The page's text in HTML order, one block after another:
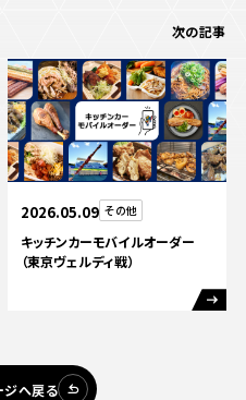
次の記事
2026.05.09 その他
キッチンカーモバイルオーダー
（東京ヴェルディ戦）
ジへ戻る